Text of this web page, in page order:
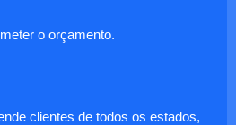
o orçamento.
clientes de todos os estados,